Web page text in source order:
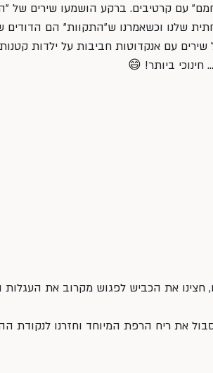
שלנו וכשאמרנו ש״התקוות״ הם הדודים
שירים עם אנקדוטות חביבות על ילדות
חינוכי ביותר! 😄
חצינו את הכביש לפגוש מקרוב את
את ריח הרפת המיוחד וחזרנו לנקודת